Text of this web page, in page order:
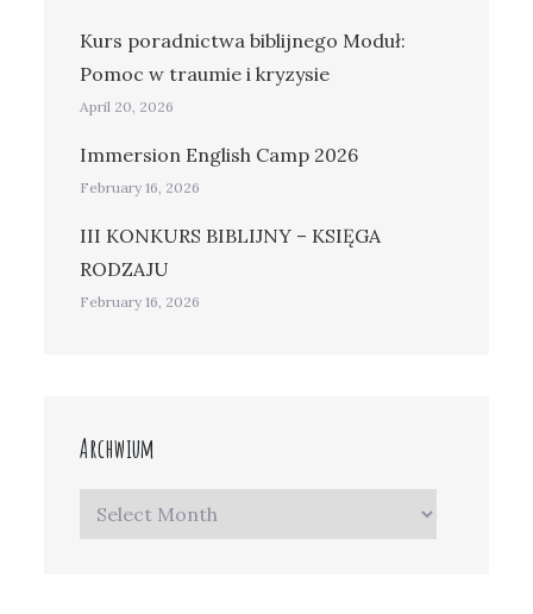
Kurs poradnictwa biblijnego Moduł:
Pomoc w traumie i kryzysie
April 20, 2026
Immersion English Camp 2026
February 16, 2026
III KONKURS BIBLIJNY – KSIĘGA
RODZAJU
February 16, 2026
Archwium
Archwium